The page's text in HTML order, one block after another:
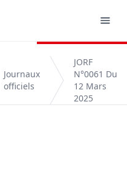
Journaux
officiels
JORF
N°0061 Du
12 Mars
2025